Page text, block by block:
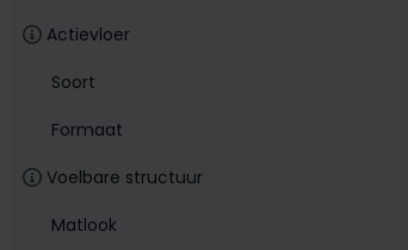
Actievloer
Soort
Formaat
Voelbare structuur
Matlook